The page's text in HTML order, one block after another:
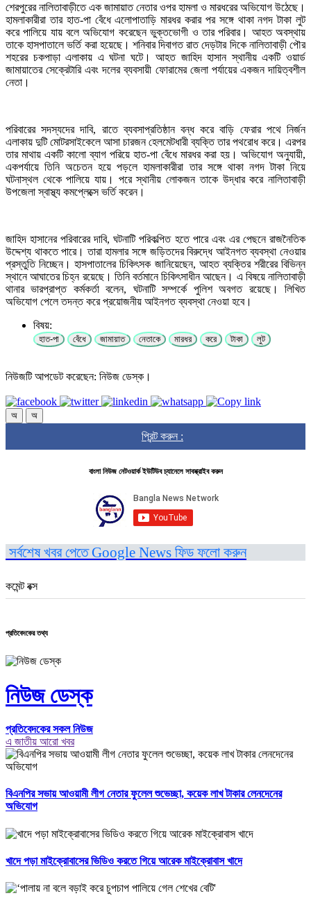
শেরপুরের নালিতাবাড়ীতে এক জামায়াত নেতার ওপর হামলা ও মারধরের অভিযোগ উঠেছে।
হামলাকারীরা তার হাত-পা বেঁধে এলোপাতাড়ি মারধর করার পর সঙ্গে থাকা নগদ টাকা লুট
করে পালিয়ে যায় বলে অভিযোগ করেছেন ভুক্তভোগী ও তার পরিবার। আহত অবস্থায়
তাকে হাসপাতালে ভর্তি করা হয়েছে। শনিবার দিবাগত রাত দেড়টার দিকে নালিতাবাড়ী পৌর
শহরের চকপাড়া এলাকায় এ ঘটনা ঘটে। আহত জাহিদ হাসান স্থানীয় একটি ওয়ার্ড
জামায়াতের সেক্রেটারি এবং দলের ব্যবসায়ী ফোরামের জেলা পর্যায়ের একজন দায়িত্বশীল
নেতা।
পরিবারের সদস্যদের দাবি, রাতে ব্যবসাপ্রতিষ্ঠান বন্ধ করে বাড়ি ফেরার পথে নির্জন
এলাকায় দুটি মোটরসাইকেলে আসা চারজন হেলমেটধারী ব্যক্তি তার পথরোধ করে। এরপর
তার মাথায় একটি কালো ব্যাগ পরিয়ে হাত-পা বেঁধে মারধর করা হয়। অভিযোগ অনুযায়ী,
একপর্যায়ে তিনি অচেতন হয়ে পড়লে হামলাকারীরা তার সঙ্গে থাকা নগদ টাকা নিয়ে
ঘটনাস্থল থেকে পালিয়ে যায়। পরে স্থানীয় লোকজন তাকে উদ্ধার করে নালিতাবাড়ী
উপজেলা স্বাস্থ্য কমপ্লেক্সে ভর্তি করেন।
জাহিদ হাসানের পরিবারের দাবি, ঘটনাটি পরিকল্পিত হতে পারে এবং এর পেছনে রাজনৈতিক
উদ্দেশ্য থাকতে পারে। তারা হামলার সঙ্গে জড়িতদের বিরুদ্ধে আইনগত ব্যবস্থা নেওয়ার
প্রস্তুতি নিচ্ছেন। হাসপাতালের চিকিৎসক জানিয়েছেন, আহত ব্যক্তির শরীরের বিভিন্ন
স্থানে আঘাতের চিহ্ন রয়েছে। তিনি বর্তমানে চিকিৎসাধীন আছেন। এ বিষয়ে নালিতাবাড়ী
থানার ভারপ্রাপ্ত কর্মকর্তা বলেন, ঘটনাটি সম্পর্কে পুলিশ অবগত রয়েছে। লিখিত
অভিযোগ পেলে তদন্ত করে প্রয়োজনীয় আইনগত ব্যবস্থা নেওয়া হবে।
বিষয়:
হাত-পা বেঁধে জামায়াত নেতাকে মারধর করে টাকা লুট
নিউজটি আপডেট করেছেন: নিউজ ডেস্ক।
অ অ
প্রিন্ট করুন :
বাংলা নিউজ নেটওয়ার্ক ইউটিউব চ্যানেলে সাবস্ক্রাইব করুন
সর্বশেষ খবর পেতে Google News ফিড ফলো করুন
কমেন্ট বক্স
প্রতিবেদকের তথ্য
নিউজ ডেস্ক
প্রতিবেদকের সকল নিউজ
এ জাতীয় আরো খবর
বিএনপির সভায় আওয়ামী লীগ নেতার ফুলেল শুভেচ্ছা, কয়েক লাখ টাকার লেনদেনের
অভিযোগ
খাদে পড়া মাইক্রোবাসের ভিডিও করতে গিয়ে আরেক মাইক্রোবাস খাদে